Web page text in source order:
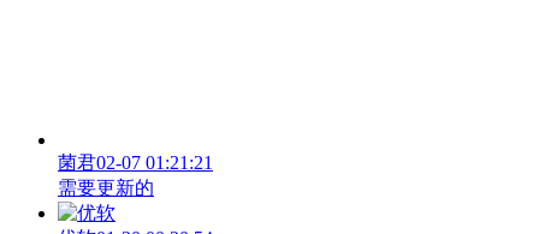
菌君02-07 01:21:21
需要更新的